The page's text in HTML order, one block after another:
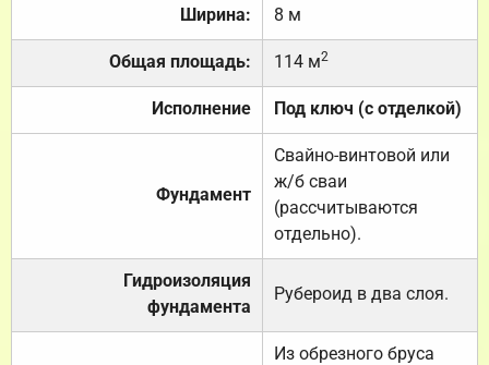
Ширина: 8 м
Общая площадь: 114 м2
Исполнение Под ключ (с отделкой)
Фундамент
Свайно-винтовой или
ж/б сваи
(рассчитываются
отдельно).
Гидроизоляция
фундамента
Рубероид в два слоя.
Из обрезного бруса